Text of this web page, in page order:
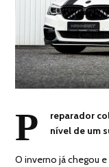
P
reparador
nível de um
O inverno já chegou